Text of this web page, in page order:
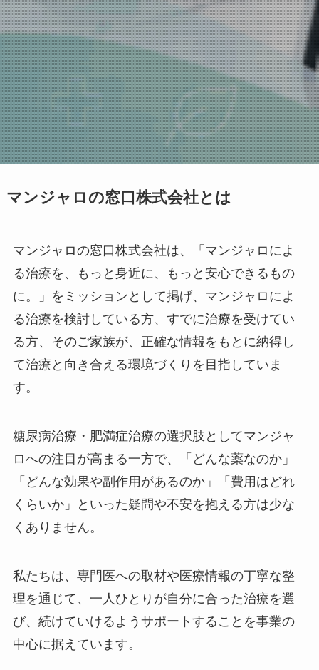
マンジャロの窓口株式会社とは
マンジャロの窓口株式会社は、「マンジャロによ
る治療を、もっと身近に、もっと安心できるもの
に。」をミッションとして掲げ、マンジャロによ
る治療を検討している方、すでに治療を受けてい
る方、そのご家族が、正確な情報をもとに納得し
て治療と向き合える環境づくりを目指していま
す。
糖尿病治療・肥満症治療の選択肢としてマンジャ
ロへの注目が高まる一方で、「どんな薬なのか」
「どんな効果や副作用があるのか」「費用はどれ
くらいか」といった疑問や不安を抱える方は少な
くありません。
私たちは、専門医への取材や医療情報の丁寧な整
理を通じて、一人ひとりが自分に合った治療を選
び、続けていけるようサポートすることを事業の
中心に据えています。